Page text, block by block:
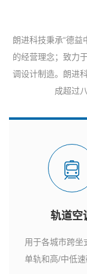
朗进科技秉承“德益
的经营理念；致力
调设计制造。朗进
成超过
轨道空
用于各城市跨坐
单轨和高/中低速